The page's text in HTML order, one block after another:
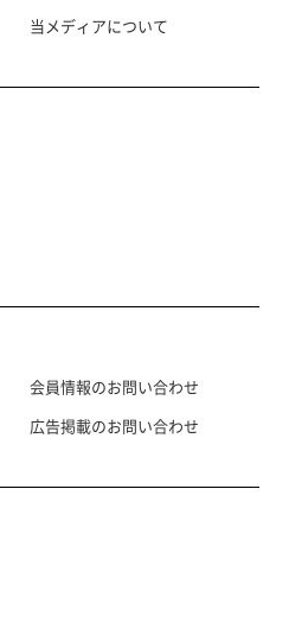
当メディアについて
会員情報のお問い合わせ
広告掲載のお問い合わせ